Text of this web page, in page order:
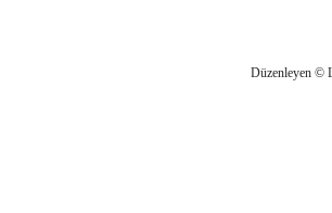
Düzenleyen ©